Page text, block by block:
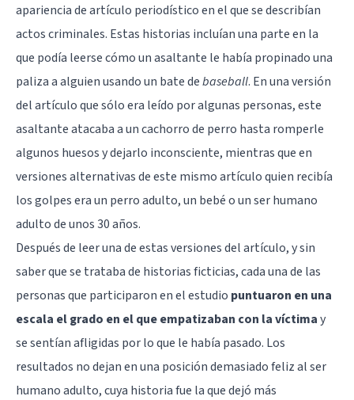
apariencia de artículo periodístico en el que se describían
actos criminales. Estas historias incluían una parte en la
que podía leerse cómo un asaltante le había propinado una
paliza a alguien usando un bate debaseball. En una versión
del artículo que sólo era leído por algunas personas, este
asaltante atacaba a un cachorro de perro hasta romperle
algunos huesos y dejarlo inconsciente, mientras que en
versiones alternativas de este mismo artículo quien recibía
los golpes era un perro adulto, un bebé o un ser humano
adulto de unos 30 años.
Después de leer una de estas versiones del artículo, y sin
saber que se trataba de historias ficticias, cada una de las
personas que participaron en el estudio puntuaron en una
escala el grado en el que empatizaban con la víctimay
se sentían afligidas por lo que le había pasado. Los
resultados no dejan en una posición demasiado feliz al ser
humano adulto, cuya historia fue la que dejó más